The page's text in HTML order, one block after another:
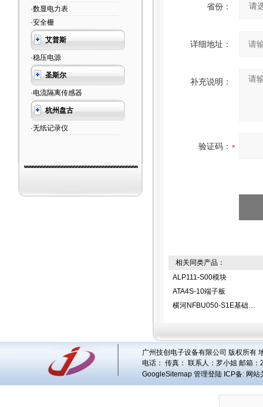
·数显电力表
·安全栅
艾普斯
·稳压电源
圣斯尔
·电流隔离传感器
杭州盘古
·无纸记录仪
省份：
详细地址：
补充说明：
验证码：
相关同类产品：
ALP111-S00模块
ATA4S-10端子板
横河NFBU050-S1E基础模块
广州技创电子设备有限公司 版权所有
电话： 传真： 联系人： 罗小姐 邮箱：
GoogleSitemap 管理登陆 ICP备: 网站